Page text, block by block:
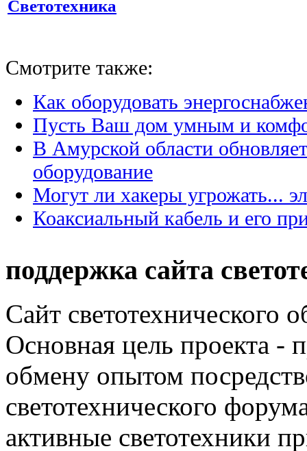
Светотехника
Смотрите также:
Как оборудовать
Пусть Ваш дом умным и
В Амурской области
оборудование
Могут ли хакеры угрожать...
Коаксиальный кабель и его
поддержка сайта
Сайт светотехнического
Основная цель проекта -
обмену опытом
светотехнического
активные светотехники